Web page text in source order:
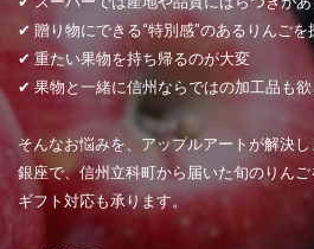
✔ 贈り物にできる“特別感”のあるりんごを
✔ 重たい果物を持ち帰るのが大変
✔ 果物と一緒に信州ならではの加工品も
そんなお悩みを、アップルアートが解決し
銀座で、信州立科町から届いた旬のりんご
ギフト対応も承ります。